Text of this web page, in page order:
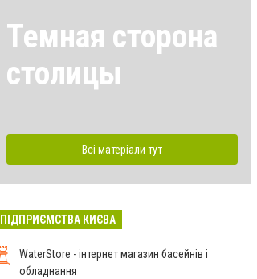
Темная сторона
столицы
Всі матеріали тут
ПІДПРИЄМСТВА КИЄВА
WaterStore - інтернет магазин басейнів і
обладнання